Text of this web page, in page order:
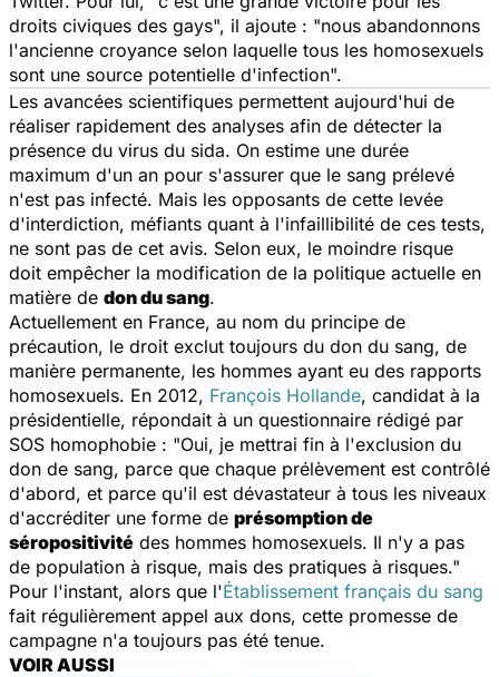
droits civiques des gays", il ajoute : "nous abandonnons
l'ancienne croyance selon laquelle tous les homosexuels
sont une source potentielle d'infection".
Les avancées scientifiques permettent aujourd'hui de
réaliser rapidement des analyses afin de détecter la
présence du virus du sida. On estime une durée
maximum d'un an pour s'assurer que le sang prélevé
n'est pas infecté. Mais les opposants de cette levée
d'interdiction, méfiants quant à l'infaillibilité de ces tests,
ne sont pas de cet avis. Selon eux, le moindre risque
doit empêcher la modification de la politique actuelle en
matière de don du sang.
Actuellement en France, au nom du principe de
précaution, le droit exclut toujours du don du sang, de
manière permanente, les hommes ayant eu des rapports
homosexuels. En 2012, François Hollande, candidat à la
présidentielle, répondait à un questionnaire rédigé par
SOS homophobie : "Oui, je mettrai fin à l'exclusion du
don de sang, parce que chaque prélèvement est contrôlé
d'abord, et parce qu'il est dévastateur à tous les niveaux
d'accréditer une forme de présomption de
séropositivité des hommes homosexuels. Il n'y a pas
de population à risque, mais des pratiques à risques."
Pour l'instant, alors que l'Établissement français du sang
fait régulièrement appel aux dons, cette promesse de
campagne n'a toujours pas été tenue.
VOIR AUSSI